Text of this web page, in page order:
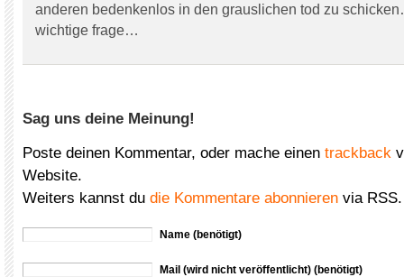
anderen bedenkenlos in den grauslichen tod zu
wichtige frage…
Sag uns deine Meinung!
Poste deinen Kommentar, oder mache einen trackback
Website.
Weiters kannst du die Kommentare abonnieren via RSS.
Name (benötigt)
Mail (wird nicht veröffentlicht) (benötigt)